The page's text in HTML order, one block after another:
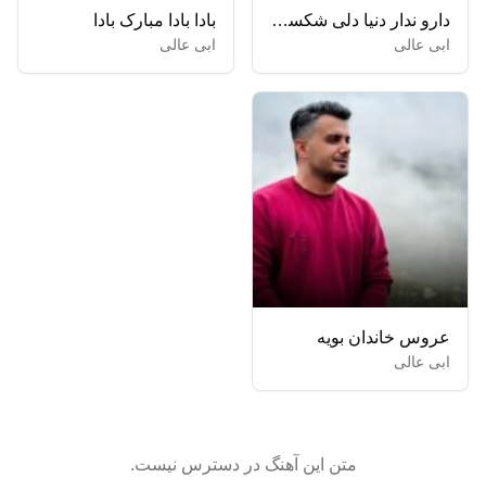
دارو ندار دنیا دلی شکسته دارمه یادگار اون روزا صدای خسته دارمه
ابی عالی
بادا بادا مبارک بادا
ابی عالی
عروس خاندان بویه
ابی عالی
متن این آهنگ در دسترس نیست.